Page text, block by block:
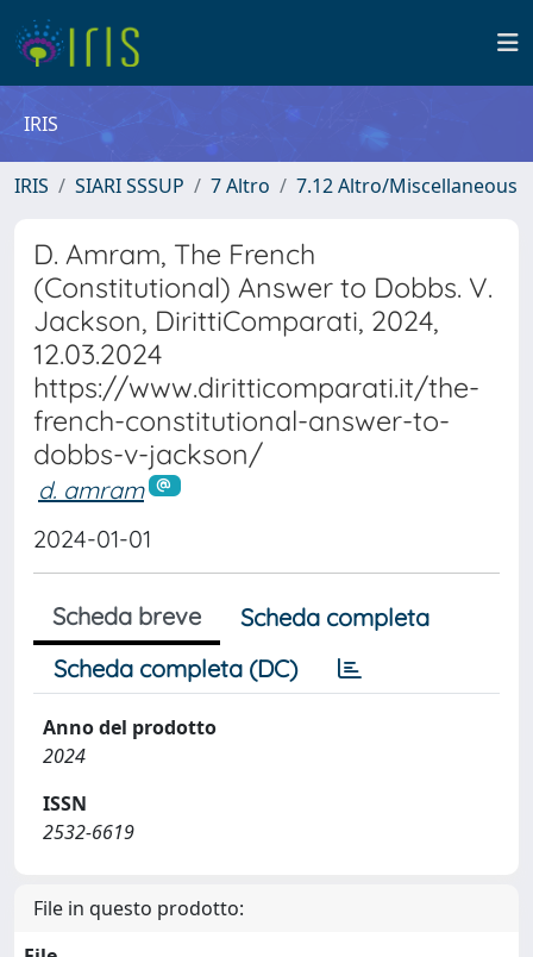
IRIS
IRIS SIARI SSSUP 7 Altro 7.12 Altro/Miscellaneous
D. Amram, The French
(Constitutional) Answer to Dobbs. V.
Jackson, DirittiComparati, 2024,
12.03.2024
https://www.diritticomparati.it/the-
french-constitutional-answer-to-
dobbs-v-jackson/
d. amram
2024-01-01
Scheda breve
Scheda completa
Scheda completa (DC)
Anno del prodotto
2024
ISSN
2532-6619
File in questo prodotto: